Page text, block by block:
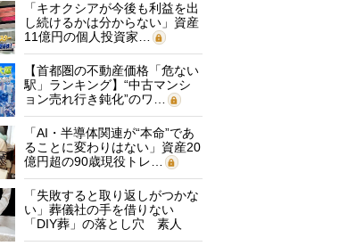
「キオクシアが今後も利益を出
し続けるかは分からない」資産
11億円の個人投資家…
【首都圏の不動産価格「危ない
駅」ランキング】“中古マンシ
ョン売れ行き鈍化”のワ…
「AI・半導体関連が“本命”であ
ることに変わりはない」資産20
億円超の90歳現役トレ…
「失敗すると取り返しがつかな
い」葬儀社の手を借りない
「DIY葬」の落とし穴 素人
に…